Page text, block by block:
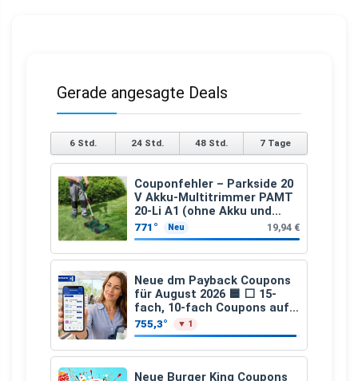
Gerade angesagte Deals
6 Std. 24 Std. 48 Std. 7 Tage
Couponfehler – Parkside 20
V Akku-Multitrimmer PAMT
20-Li A1 (ohne Akku und
Ladegerät)
771° Neu 19,94 €
Neue dm Payback Coupons
für August 2026 🟦 ⬜ 15-
fach, 10-fach Coupons auf
den gesamten Einkauf ab 2
€
755,3° ▼ 1
Neue Burger King Coupons